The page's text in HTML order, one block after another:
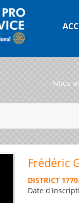
Nous
Frédéric
DISTRICT 1770
Date